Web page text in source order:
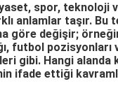
spor, teknoloji
anlamlar taşır. Bu
göre değişir;
futbol pozisyonları
gibi. Hangi alanda
ifade ettiği